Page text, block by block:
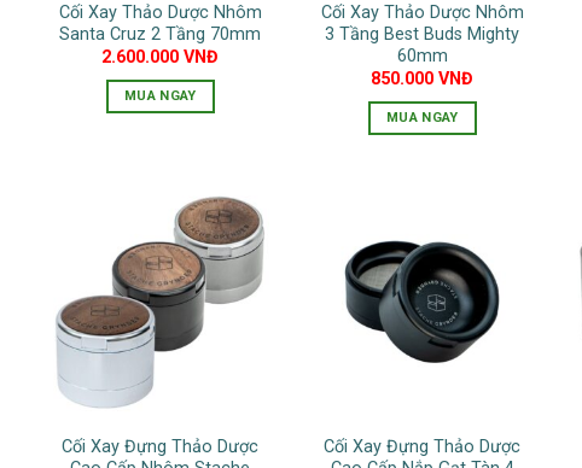
được
chọn
trên
trang
thể
được
chọn
trên
trang
Cối Xay Thảo Dược Nhôm
Santa Cruz 2 Tầng 70mm
2.600.000VNĐ
MUA NGAY
có
nhiều
biến
thể.
tùy
được
Cối Xay Thảo Dược Nhôm
3 Tầng Best Buds Mighty
60mm
850.000VNĐ
MUA NGAY
nhiều
biến
thể.
Các
tùy
thể
Cối Xay Đựng Thảo Dược
Cối Xay Đựng Thảo Dược